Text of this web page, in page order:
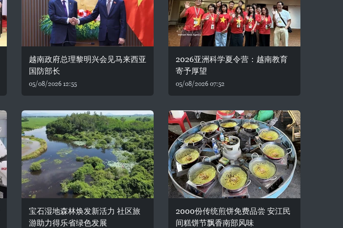
越南政府总理黎明兴会见马来西亚
国防部长
05/08/2026 12:55
2026亚洲科学夏令营：越南教育
寄予厚望
05/08/2026 07:52
宝石湿地森林焕发新活力 社区旅
游助力得乐省绿色发展
2000份传统煎饼免费品尝 安江民
间糕饼节飘香南部风味